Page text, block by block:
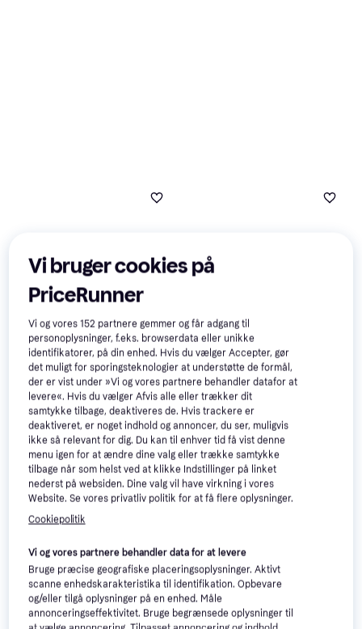
ASG Junior Boxing Bag 15
Kg. (Gloves Bag) Black/Gold
Boksesæk
399 kr.
Eller 3 betalinger af 133 kr.
6 butikker
My Hood Boxing Set 1kg Jr
Boksesæk 36cm, Boksehandsker
99 kr.
Eller 3 betalinger af 33 kr.
9+ butikker
Vi bruger cookies på
PriceRunner
Vi og vores152 partnere gemmer og får adgang til
personoplysninger, f.eks. browserdata eller unikke
identifikatorer, på din enhed. Hvis du vælger Accepter, gør
det muligt for sporingsteknologier at understøtte de formål,
der er vist under »Vi og vores partnere behandler datafor at
levere«. Hvis du vælger Afvis alle eller trækker dit
samtykke tilbage, deaktiveres de. Hvis trackere er
deaktiveret, er noget indhold og annoncer, du ser, muligvis
ikke så relevant for dig. Du kan til enhver tid få vist denne
menu igen for at ændre dine valg eller trække samtykke
tilbage når som helst ved at klikke Indstillinger på linket
nederst på websiden. Dine valg vil have virkning i vores
Website. Se vores privatliv politik for at få flere oplysninger.
Cookiepolitik
Vi og vores partnere behandler data for at levere
Bruge præcise geografiske placeringsoplysninger. Aktivt
scanne enhedskarakteristika til identifikation. Opbevare
og/eller tilgå oplysninger på en enhed. Måle
annonceringseffektivitet. Bruge begrænsede oplysninger til